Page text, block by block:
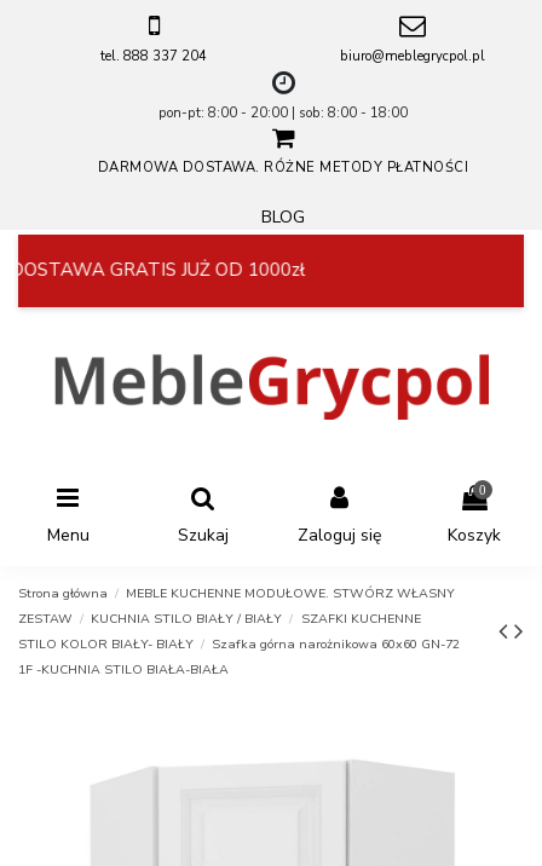
tel. 888 337 204 biuro@meblegrycpol.pl
pon-pt: 8:00 - 20:00 | sob: 8:00 - 18:00
DARMOWA DOSTAWA. RÓŻNE METODY PŁATNOŚCI
BLOG
DOSTAWA GRATIS JUŻ OD 1000zł
Menu Szukaj Zaloguj się
0
Koszyk
Strona główna
MEBLE KUCHENNE MODUŁOWE. STWÓRZ WŁASNY
ZESTAW
KUCHNIA STILO BIAŁY / BIAŁY
SZAFKI KUCHENNE
STILO KOLOR BIAŁY- BIAŁY
Szafka górna narożnikowa 60x60 GN-72
1F -KUCHNIA STILO BIAŁA-BIAŁA